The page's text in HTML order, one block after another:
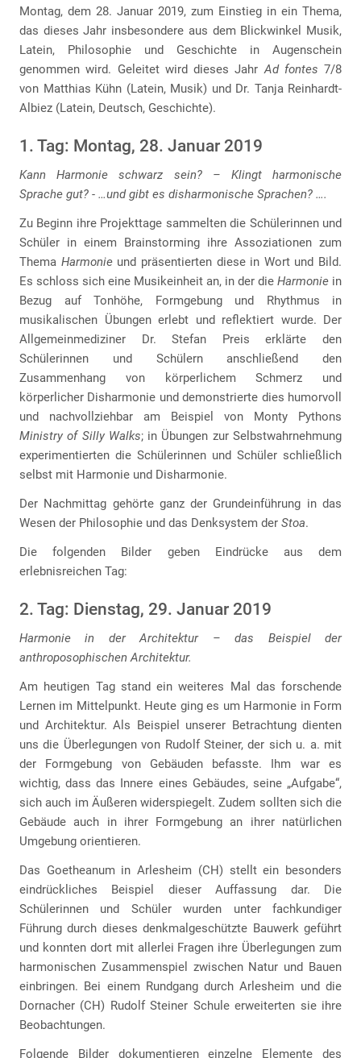
Montag, dem 28. Januar 2019, zum Einstieg in ein Thema,
das dieses Jahr insbesondere aus dem Blickwinkel Musik,
Latein, Philosophie und Geschichte in Augenschein
genommen wird. Geleitet wird dieses JahrAd fontes 7/8
von Matthias Kühn (Latein, Musik) und Dr. Tanja Reinhardt-
Albiez (Latein, Deutsch, Geschichte).
1. Tag: Montag, 28. Januar 2019
Kann Harmonie schwarz sein? – Klingt harmonische
Sprache gut? - …und gibt es disharmonische Sprachen? ….
Zu Beginn ihre Projekttage sammelten die Schülerinnen und
Schüler in einem Brainstorming ihre Assoziationen zum
Thema Harmonieund präsentierten diese in Wort und Bild.
Es schloss sich eine Musikeinheit an, in der die Harmonie in
Bezug auf Tonhöhe, Formgebung und Rhythmus in
musikalischen Übungen erlebt und reflektiert wurde. Der
Allgemeinmediziner Dr. Stefan Preis erklärte den
Schülerinnen und Schülern anschließend den
Zusammenhang von körperlichem Schmerz und
körperlicher Disharmonie und demonstrierte dies humorvoll
und nachvollziehbar am Beispiel von Monty Pythons
Ministry of Silly Walks; in Übungen zur Selbstwahrnehmung
experimentierten die Schülerinnen und Schüler schließlich
selbst mit Harmonie und Disharmonie.
Der Nachmittag gehörte ganz der Grundeinführung in das
Wesen der Philosophie und das Denksystem der Stoa.
Die folgenden Bilder geben Eindrücke aus dem
erlebnisreichen Tag:
2. Tag: Dienstag, 29. Januar 2019
Harmonie in der Architektur – das Beispiel der
anthroposophischen Architektur.
Am heutigen Tag stand ein weiteres Mal das forschende
Lernen im Mittelpunkt. Heute ging es um Harmonie in Form
und Architektur. Als Beispiel unserer Betrachtung dienten
uns die Überlegungen von Rudolf Steiner, der sich u. a. mit
der Formgebung von Gebäuden befasste. Ihm war es
wichtig, dass das Innere eines Gebäudes, seine „Aufgabe“,
sich auch im Äußeren widerspiegelt. Zudem sollten sich die
Gebäude auch in ihrer Formgebung an ihrer natürlichen
Umgebung orientieren.
Das Goetheanum in Arlesheim (CH) stellt ein besonders
eindrückliches Beispiel dieser Auffassung dar. Die
Schülerinnen und Schüler wurden unter fachkundiger
Führung durch dieses denkmalgeschützte Bauwerk geführt
und konnten dort mit allerlei Fragen ihre Überlegungen zum
harmonischen Zusammenspiel zwischen Natur und Bauen
einbringen. Bei einem Rundgang durch Arlesheim und die
Dornacher (CH) Rudolf Steiner Schule erweiterten sie ihre
Beobachtungen.
Folgende Bilder dokumentieren einzelne Elemente des